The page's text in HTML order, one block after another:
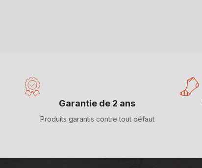
Garantie de 2 ans
Produits garantis contre tout défaut